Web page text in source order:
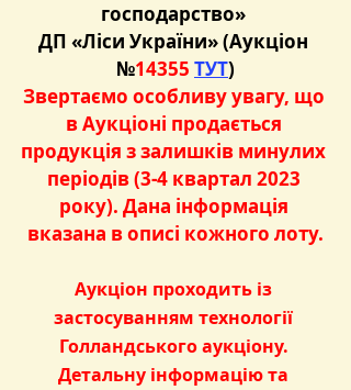
господарство»
ДП «Ліси України» (Аукціон
№14355 ТУТ)
Звертаємо особливу увагу, що
в Аукціоні продається
продукція з залишків минулих
періодів (3-4 квартал 2023
року). Дана інформація
вказана в описі кожного лоту.
Аукціон проходить із
застосуванням технології
Голландського аукціону.
Детальну інформацію та